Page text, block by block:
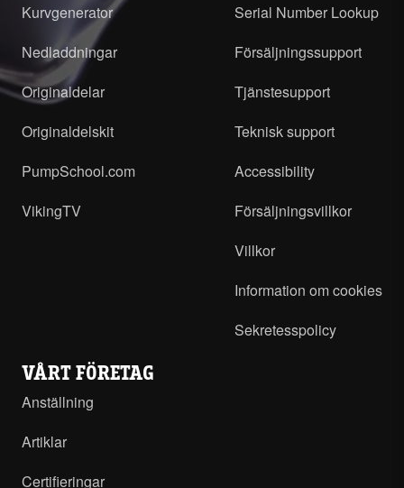
Kurvgenerator
Nedladdningar
Originaldelar
Originaldelskit
PumpSchool.com
VikingTV
Serial Number Lookup
Försäljningssupport
Tjänstesupport
Teknisk support
Accessibility
Försäljningsvillkor
Villkor
Information om cookies
Sekretesspolicy
VÅRT FÖRETAG
Anställning
Artiklar
Certifieringar